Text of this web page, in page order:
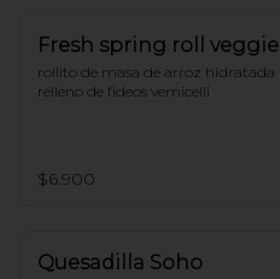
Fresh spring roll veggie
rollito de masa de arroz hidratada
relleno de fideos vemicelli
$6.900
Quesadilla Soho